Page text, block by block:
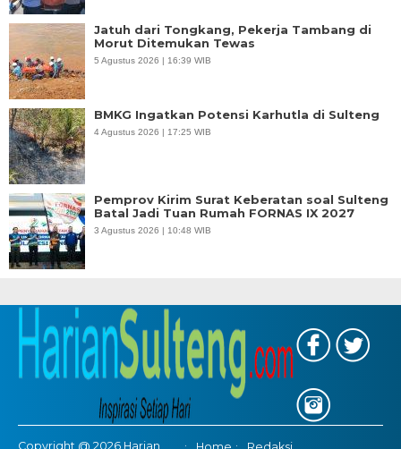
Jatuh dari Tongkang, Pekerja Tambang di
Morut Ditemukan Tewas
5 Agustus 2026 | 16:39 WIB
BMKG Ingatkan Potensi Karhutla di Sulteng
4 Agustus 2026 | 17:25 WIB
Pemprov Kirim Surat Keberatan soal Sulteng
Batal Jadi Tuan Rumah FORNAS IX 2027
3 Agustus 2026 | 10:48 WIB
Copyright @ 2026 Harian